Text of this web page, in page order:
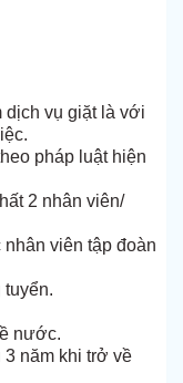
dịch vụ giặt là với
pháp luật hiện
2 nhân viên/
viên tập đoàn
tuyển.
nước.
3 năm khi trở về